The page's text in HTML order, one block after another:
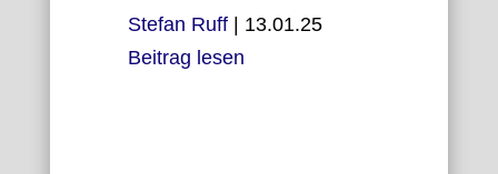
Stefan Ruff
13.01.25
Beitrag lesen